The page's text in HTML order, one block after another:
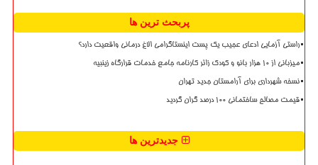
پربحث ترین ها
راستی آزمایی ادعای عجیب یک پست اینستاگرامی الاغ درمانی واقعیت دارد؟
میزبانی از ۱۰ هزار بانو و کودک زائر کارنامه جامع خدمات قرارگاه زینبیه
نسخه شهرداری برای آرامستان جدید تهران
قیمت مصالح ساختمانی ۱۰۰ درصد گران گردید
جدیدترین ها